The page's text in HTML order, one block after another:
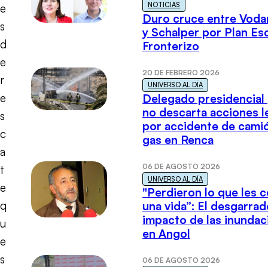
e
s
d
e
r
e
s
c
a
t
e
q
u
e
s
NOTICIAS
Duro cruce entre
y Schalper por Plan
Fronterizo
20 DE FEBRERO 2026
UNIVERSO AL DÍA
Delegado presidencial
no descarta acciones
por accidente de
gas en Renca
06 DE AGOSTO 2026
UNIVERSO AL DÍA
"Perdieron lo que les
una vida”: El
impacto de las
en Angol
06 DE AGOSTO 2026